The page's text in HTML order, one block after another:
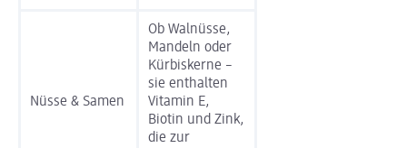
Nüsse & Samen
Ob Walnüsse,
Mandeln oder
Kürbiskerne –
sie enthalten
Vitamin E,
Biotin und Zink,
die zur